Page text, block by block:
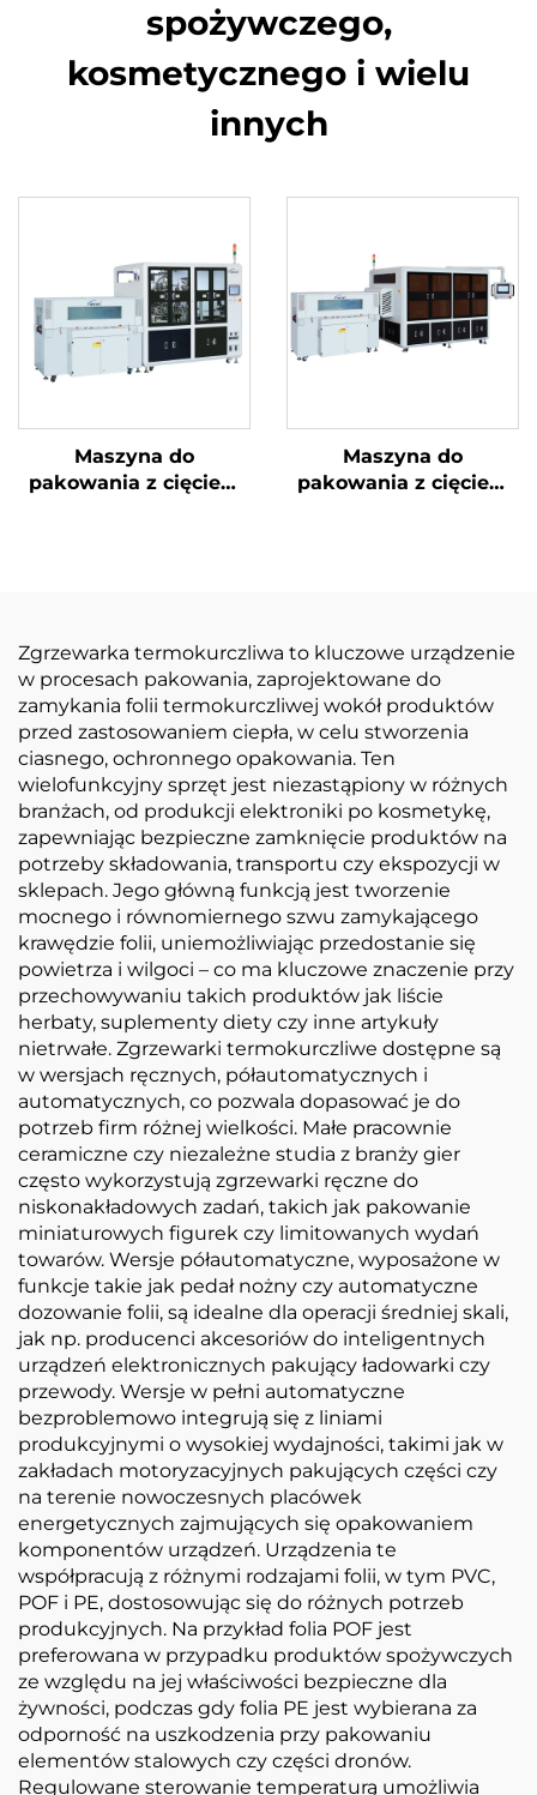
spożywczego,
kosmetycznego i wielu
innych
Maszyna do
pakowania z cięciem
Maszyna do
pakowania z cięciem
Zgrzewarka termokurczliwa to kluczowe urządzenie
w procesach pakowania, zaprojektowane do
zamykania folii termokurczliwej wokół produktów
przed zastosowaniem ciepła, w celu stworzenia
ciasnego, ochronnego opakowania. Ten
wielofunkcyjny sprzęt jest niezastąpiony w różnych
branżach, od produkcji elektroniki po kosmetykę,
zapewniając bezpieczne zamknięcie produktów na
potrzeby składowania, transportu czy ekspozycji w
sklepach. Jego główną funkcją jest tworzenie
mocnego i równomiernego szwu zamykającego
krawędzie folii, uniemożliwiając przedostanie się
powietrza i wilgoci – co ma kluczowe znaczenie przy
przechowywaniu takich produktów jak liście
herbaty, suplementy diety czy inne artykuły
nietrwałe. Zgrzewarki termokurczliwe dostępne są
w wersjach ręcznych, półautomatycznych i
automatycznych, co pozwala dopasować je do
potrzeb firm różnej wielkości. Małe pracownie
ceramiczne czy niezależne studia z branży gier
często wykorzystują zgrzewarki ręczne do
niskonakładowych zadań, takich jak pakowanie
miniaturowych figurek czy limitowanych wydań
towarów. Wersje półautomatyczne, wyposażone w
funkcje takie jak pedał nożny czy automatyczne
dozowanie folii, są idealne dla operacji średniej skali,
jak np. producenci akcesoriów do inteligentnych
urządzeń elektronicznych pakujący ładowarki czy
przewody. Wersje w pełni automatyczne
bezproblemowo integrują się z liniami
produkcyjnymi o wysokiej wydajności, takimi jak w
zakładach motoryzacyjnych pakujących części czy
na terenie nowoczesnych placówek
energetycznych zajmujących się opakowaniem
komponentów urządzeń. Urządzenia te
współpracują z różnymi rodzajami folii, w tym PVC,
POF i PE, dostosowując się do różnych potrzeb
produkcyjnych. Na przykład folia POF jest
preferowana w przypadku produktów spożywczych
ze względu na jej właściwości bezpieczne dla
żywności, podczas gdy folia PE jest wybierana za
odporność na uszkodzenia przy pakowaniu
elementów stalowych czy części dronów.
Regulowane sterowanie temperaturą umożliwia